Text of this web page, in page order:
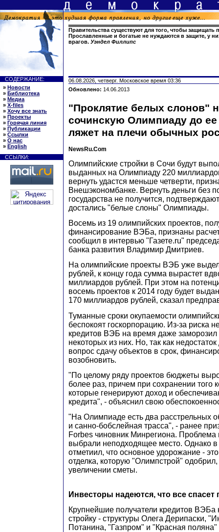
Правительства существуют для того, чтобы защищать
Прославленные и богатые не нуждаются в защите, у
врагов. Уэндел Филлипс
СОДЕРЖАНИЕ:
» Новости
» Библиотека
» Медиа
» X-files
» Хочу все знать
» Проекты
» Горячая линия
» Публикации
» Ссылки
» О нас
» English
ССЫЛКИ:
06.08.2026, четверг. Московское время 03:36
Обновлено: 14.06.2013
"Проклятие белых слонов"
сочинскую Олимпиаду до ее
ляжет на плечи обычных
NewsRu.Com
Олимпийские стройки в Сочи будут
выданных на Олимпиаду 220
вернуть удастся меньше четверти,
Внешэкономбанке. Вернуть деньги без
государства не получится,
достались "белые слоны" Олимпиады.
Восемь из 19 олимпийских проектов,
финансирование ВЭБа, признаны
сообщил в интервью "Газете.ru"
банка развития Владимир Дмитриев.
На олимпийские проекты ВЭБ уже
рублей, к концу года сумма вырастет
миллиардов рублей. При этом на
восемь проектов к 2014 году будет
170 миллиардов рублей, сказал
Туманные сроки окупаемости
беспокоят госкорпорацию. Из-за риска
кредитов ВЭБ на время даже
некоторых из них. Но, так как
вопрос сдачу объектов в срок,
возобновить.
"По целому ряду проектов бюджеты
более раз, причем при сохранении того
которые генерируют доход и
кредита", - объяснил свою
"На Олимпиаде есть два расстрельных
и санно-бобслейная трасса", - ранее
Forbes чиновник Минрегиона. Проблема
выбрали неподходящее место. Однако в
отметиил, что основное удорожание -
отделка, которую "Олимпстрой"
увеличении сметы.
Инвесторы надеются, что все спасет
Крупнейшие получатели кредитов ВЭБа
стройку - структуры Олега Дерипаски,
Потанина, "Газпром" и "Красная